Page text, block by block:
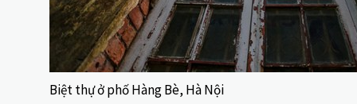
Biệt thự ở phố Hàng Bè, Hà Nội